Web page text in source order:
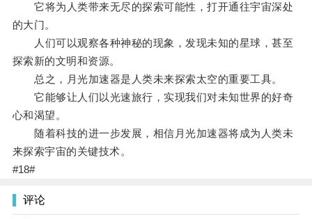
它将为人类带来无尽的探索可能性，打开通往宇宙深处
的大门。
人们可以观察各种神秘的现象，发现未知的星球，甚至
探索新的文明和资源。
总之，月光加速器是人类未来探索太空的重要工具。
它能够让人们以光速旅行，实现我们对未知世界的好奇
心和渴望。
随着科技的进一步发展，相信月光加速器将成为人类未
来探索宇宙的关键技术。
#18#
评论